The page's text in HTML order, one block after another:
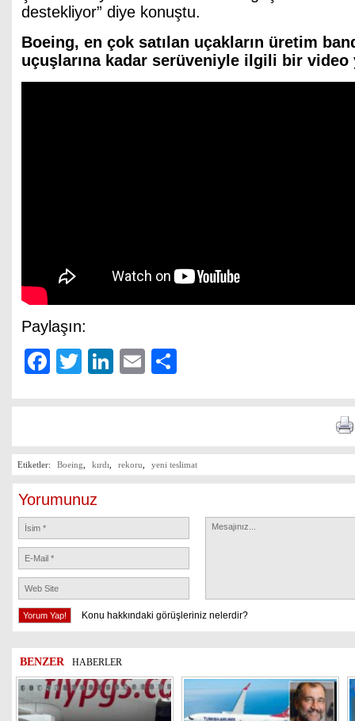
destekliyor” diye konuştu.
Boeing, en çok satılan uçakların üretim
uçuşlarına kadar serüveniyle ilgili bir video
Paylaşın:
Facebook
TwitterLinkedIn
Email
Etiketler: Boeing kırdı rekoru yeni teslimat
Yorumunuz
Konu hakkındaki görüşleriniz nelerdir?
BENZER HABERLER